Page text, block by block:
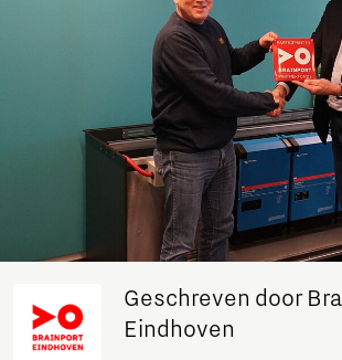
Geschreven door
Eindhoven